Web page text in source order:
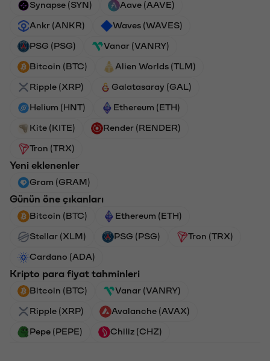
Synapse (SYN) Aave (AAVE)
Ankr (ANKR) Waves (WAVES)
PSG (PSG) Vanar (VANRY)
Bitcoin (BTC) Alien Worlds (TLM)
Ripple (XRP) Galatasaray (GAL)
Helium (HNT) Ethereum (ETH)
Kite (KITE) Render (RENDER)
Tron (TRX)
Yeni eklenenler
Gram (GRAM)
Günün öne çıkanları
Bitcoin (BTC) Ethereum (ETH)
Stellar (XLM) PSG (PSG) Tron (TRX)
Cardano (ADA)
Kripto para fiyat tahminleri
Bitcoin (BTC) Vanar (VANRY)
Ripple (XRP) Avalanche (AVAX)
Pepe (PEPE) Chiliz (CHZ)